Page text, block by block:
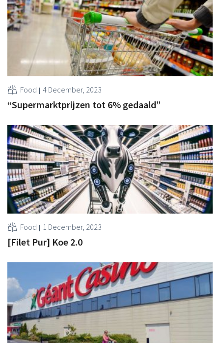
Food 4 December, 2023
“Supermarktprijzen tot 6% gedaald”
Food 1 December, 2023
[Filet Pur] Koe 2.0